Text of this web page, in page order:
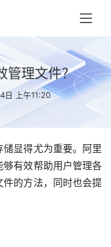
管理文件？
日 上午11:20
显得尤为重要。阿里
有效帮助用户管理各
的方法，同时也会提